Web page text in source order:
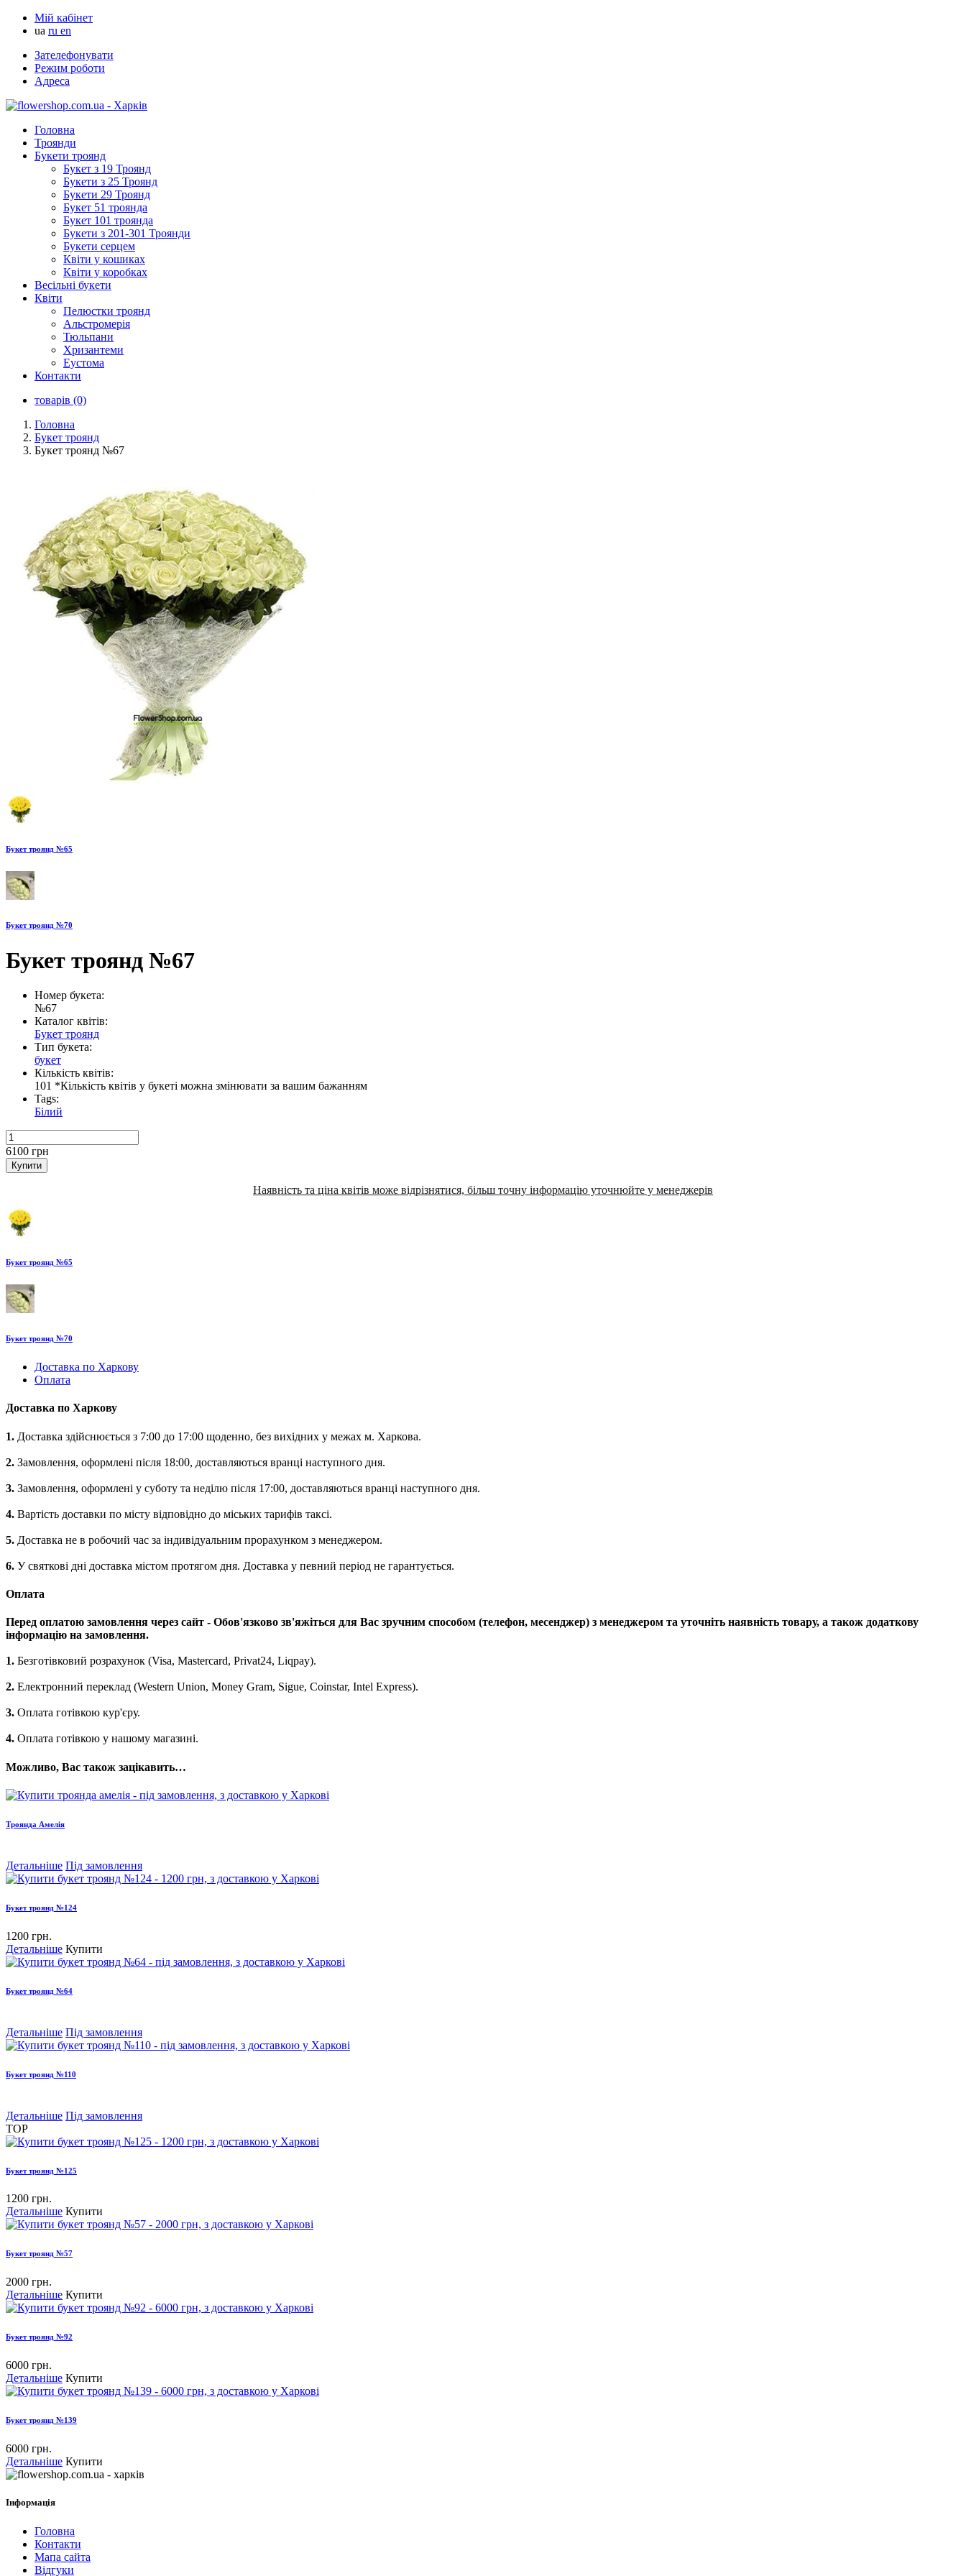
Мій кабінет
ua ru en
Зателефонувати
Режим роботи
Адреса
Головна
Троянди
Букети троянд
Букет з 19 Троянд
Букети з 25 Троянд
Букети 29 Троянд
Букет 51 троянда
Букет 101 троянда
Букети з 201-301 Троянди
Букети серцем
Квіти у кошиках
Квіти у коробках
Весільні букети
Квіти
Пелюстки троянд
Альстромерія
Тюльпани
Хризантеми
Еустома
Контакти
товарів (0)
Головна
Букет троянд
Букет троянд №67
Букет троянд №65
Букет троянд №70
Букет троянд №67
Номер букета:
№67
Каталог квітів:
Букет троянд
Тип букета:
букет
Кількість квітів:
101 *Кількість квітів у букеті можна змінювати за вашим бажанням
Tags:
Білий
6100 грн
Купити
Наявність та ціна квітів може відрізнятися, більш точну інформацію уточнюйте у менеджерів
Букет троянд №65
Букет троянд №70
Доставка по Харкову
Оплата
Доставка по Харкову
1. Доставка здійснюється з 7:00 до 17:00 щоденно, без вихідних у межах м. Харкова.
2. Замовлення, оформлені після 18:00, доставляються вранці наступного дня.
3. Замовлення, оформлені у суботу та неділю після 17:00, доставляються вранці наступного дня.
4. Вартість доставки по місту відповідно до міських тарифів таксі.
5. Доставка не в робочий час за індивідуальним прорахунком з менеджером.
6. У святкові дні доставка містом протягом дня. Доставка у певний період не гарантується.
Оплата
Перед оплатою замовлення через сайт - Обов'язково зв'яжіться для Вас зручним способом (телефон, месенджер) з менеджером та уточніть наявність товару, а також додаткову
інформацію на замовлення.
1. Безготівковий розрахунок (Visa, Mastercard, Privat24, Liqpay).
2. Електронний переклад (Western Union, Money Gram, Sigue, Coinstar, Intel Express).
3. Оплата готівкою кур'єру.
4. Оплата готівкою у нашому магазині.
Можливо, Вас також зацікавить…
Троянда Амелія
Детальніше Під замовлення
Букет троянд №124
1200 грн.
Детальніше Купити
Букет троянд №64
Детальніше Під замовлення
Букет троянд №110
Детальніше Під замовлення
TOP
Букет троянд №125
1200 грн.
Детальніше Купити
Букет троянд №57
2000 грн.
Детальніше Купити
Букет троянд №92
6000 грн.
Детальніше Купити
Букет троянд №139
6000 грн.
Детальніше Купити
Інформація
Головна
Контакти
Мапа сайта
Відгуки